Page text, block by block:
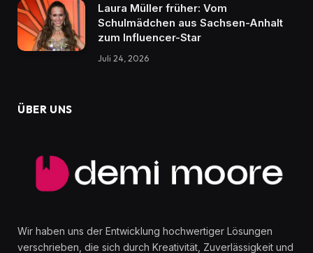
Laura Müller früher: Vom
Schulmädchen aus Sachsen-Anhalt
zum Influencer-Star
Juli 24, 2026
ÜBER UNS
Wir haben uns der Entwicklung hochwertiger Lösungen
verschrieben, die sich durch Kreativität, Zuverlässigkeit und